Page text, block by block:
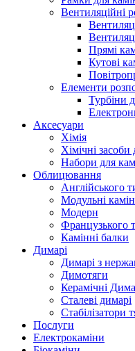
Вентиляційні
Прямі
Кутові
Елементи
Турбіни
Аксесуари
Хімія
Хімічні
Набори для
Облицювання
Англійського
Модульні
Модерн
Французького
Камінні балки
Димарі
Димарі з
Димотяги
Керамічні
Сталеві димарі
Стабілізатори
Послуги
Електрокаміни